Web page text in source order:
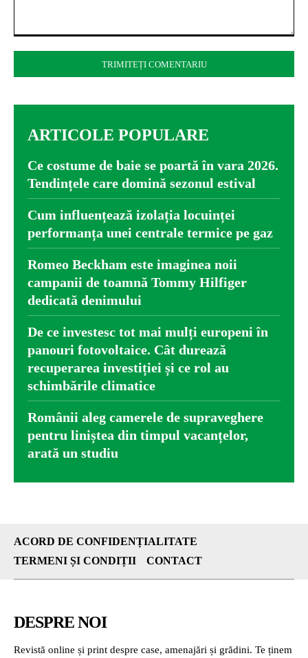
ARTICOLE POPULARE
Ce costume de baie se poartă în vara 2026.
Tendințele care domină sezonul estival
Cum influențează izolația locuinței
performanța unei centrale termice pe gaz
Romeo Beckham este imaginea noii
campanii de toamnă Tommy Hilfiger
dedicată denimului
De ce investesc tot mai mulți europeni în
panouri fotovoltaice. Cât durează
recuperarea investiției și ce rol au
schimbările climatice
Românii aleg camerele de supraveghere
pentru liniștea din timpul vacanțelor,
arată un studiu
ACORD DE CONFIDENȚIALITATE
TERMENI ȘI CONDIȚII
CONTACT
DESPRE NOI
Revistă online și print despre case, amenajări și grădini. Te ținem